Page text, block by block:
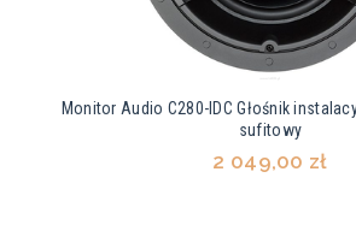
Monitor Audio C280-IDC Głośnik
sufitowy
2 049,00 zł